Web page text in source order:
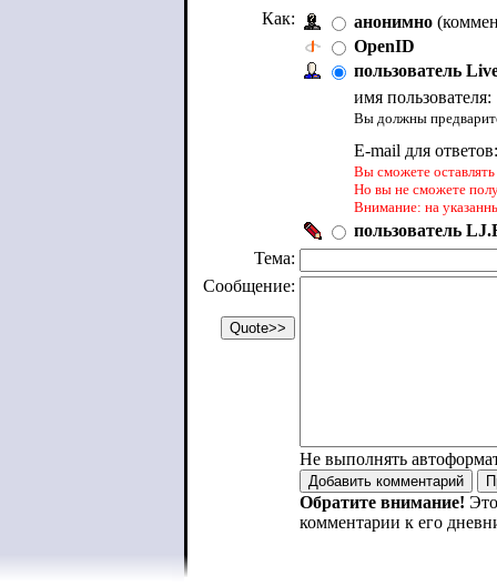
Как: анонимно
OpenID
пользователь
имя пользователя:
Вы должны
E-mail для
Вы сможете
Но вы не сможете
Внимание: на
пользователь
Тема:
Сообщение:
Не выполнять
Обратите внимание!
комментарии к его